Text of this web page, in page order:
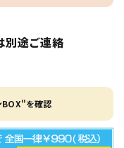
別途ご連絡
BOX"を確認